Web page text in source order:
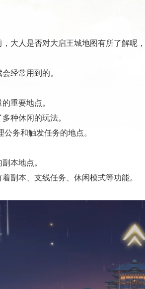
大人是否对大启王城地图有所了解呢，
经常用到的。
重要地点。
种休闲的玩法。
务和触发任务的地点。
本地点。
副本、支线任务、休闲模式等功能。